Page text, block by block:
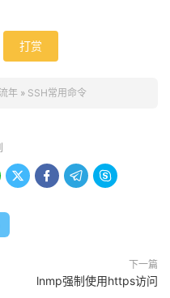
打赏
年» SSH常用命令
   
下一篇
lnmp强制使用https访问